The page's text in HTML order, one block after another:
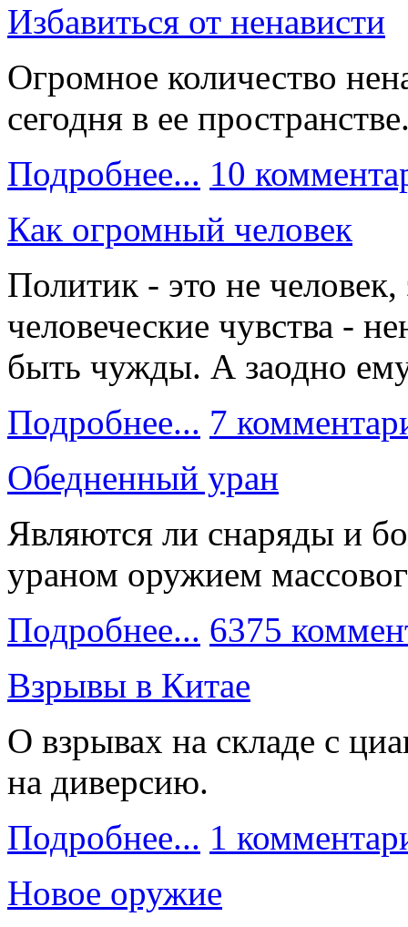
Избавиться от ненависти
Огромное количество
сегодня в ее
Подробнее... 10
Как огромный человек
Политик - это не
человеческие чувства -
быть чужды. А заодно
Подробнее... 7
Обедненный уран
Являются ли снаряды и
ураном оружием
Подробнее... 6375
Взрывы в Китае
О взрывах на складе с
на диверсию.
Подробнее... 1
Новое оружие